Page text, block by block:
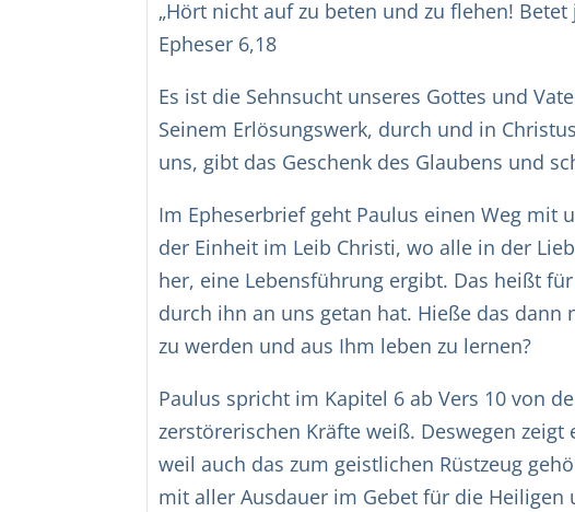
„Hört nicht auf zu beten und zu flehen!
Epheser 6,18
Es ist die Sehnsucht unseres Gottes und
Seinem Erlösungswerk, durch und in
uns, gibt das Geschenk des Glaubens und
Im Epheserbrief geht Paulus einen Weg mit
der Einheit im Leib Christi, wo alle in der
her, eine Lebensführung ergibt. Das heißt
durch ihn an uns getan hat. Hieße das
zu werden und aus Ihm leben zu lernen?
Paulus spricht im Kapitel 6 ab Vers 10 von
zerstörerischen Kräfte weiß. Deswegen
weil auch das zum geistlichen Rüstzeug
mit aller Ausdauer im Gebet für die Heiligen